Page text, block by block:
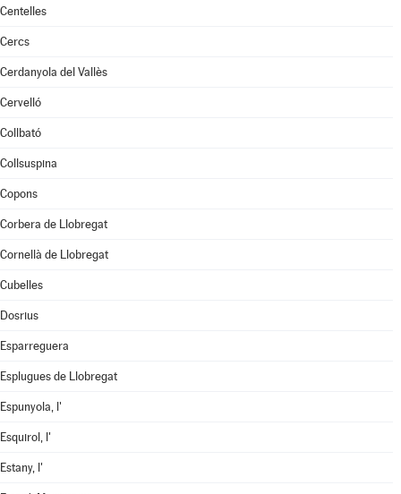
Centelles
Cercs
Cerdanyola del Vallès
Cervelló
Collbató
Collsuspina
Copons
Corbera de Llobregat
Cornellà de Llobregat
Cubelles
Dosrius
Esparreguera
Esplugues de Llobregat
Espunyola, l'
Esquirol, l'
Estany, l'